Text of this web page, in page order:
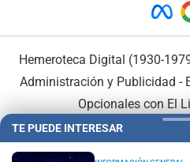
Hemeroteca Digital (1930-
Administración y Publicidad -
Opcionales con El
TE PUEDE INTERESAR